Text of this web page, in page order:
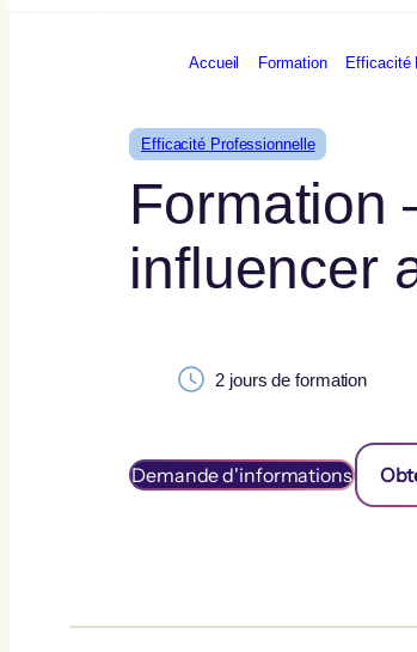
Accueil Formation Efficacité
Efficacité Professionnelle
Formation
influencer
2 jours de formation
Demande d'informations